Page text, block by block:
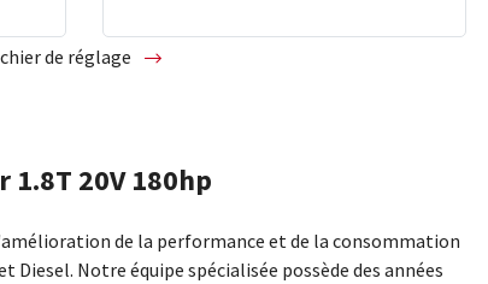
de réglage
20V 180hp
de la performance et de la consommation
Diesel. Notre équipe spécialisée possède des années